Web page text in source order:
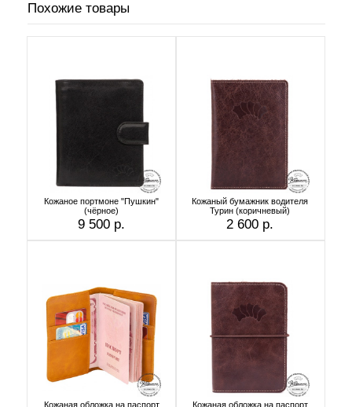
Похожие товары
Кожаное портмоне "Пушкин"
(чёрное)
9 500 р.
Кожаный бумажник водителя
Турин (коричневый)
2 600 р.
Кожаная обложка на паспорт Кожаная обложка на паспорт